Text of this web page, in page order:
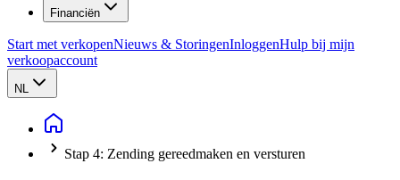
Financiën
Start met verkopenNieuws & StoringenInloggenHulp bij mijn
verkoopaccount
NL
Stap 4: Zending gereedmaken en versturen